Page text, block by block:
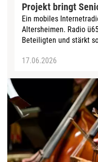
Projekt bringt
Ein mobiles
Altersheimen. Radio
Beteiligten und stärkt
17.06.2026